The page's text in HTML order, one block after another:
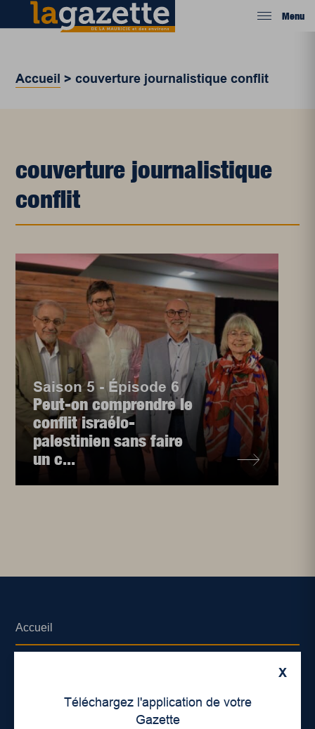
Menu
Accueil >couverture journalistique conflit
couverture journalistique
conflit
Saison 5 - Épisode 6
Peut-on comprendre le
conflit israélo-
palestinien sans faire
un c...
X
Téléchargez l'application de votre
Gazette
Accueil
Déontologie et confidentialité